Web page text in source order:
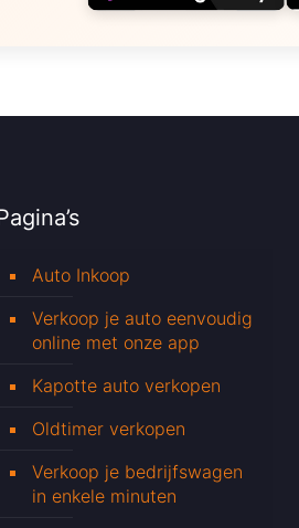
Auto Inkoop
Verkoop je auto eenvoudig
online met onze app
Kapotte auto verkopen
Oldtimer verkopen
Verkoop je bedrijfswagen
in enkele minuten